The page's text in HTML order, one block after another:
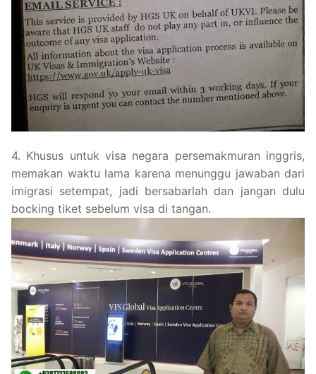
4. Khusus untuk visa negara persemakmuran inggris,
memakan waktu lama karena menunggu jawaban dari
imigrasi setempat, jadi bersabarlah dan jangan dulu
bocking tiket sebelum visa di tangan.